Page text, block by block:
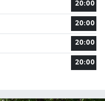
20:00
20:00
20:00
20:00